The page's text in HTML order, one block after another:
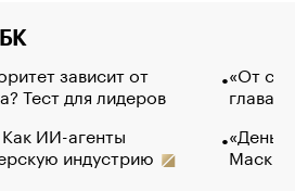
зависит от
Тест для лидеров
ИИ-агенты
индустрию
«От
глава
Маск в